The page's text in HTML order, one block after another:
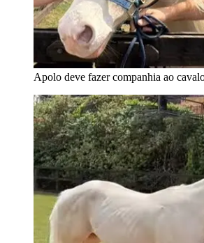
Apolo deve fazer companhia ao